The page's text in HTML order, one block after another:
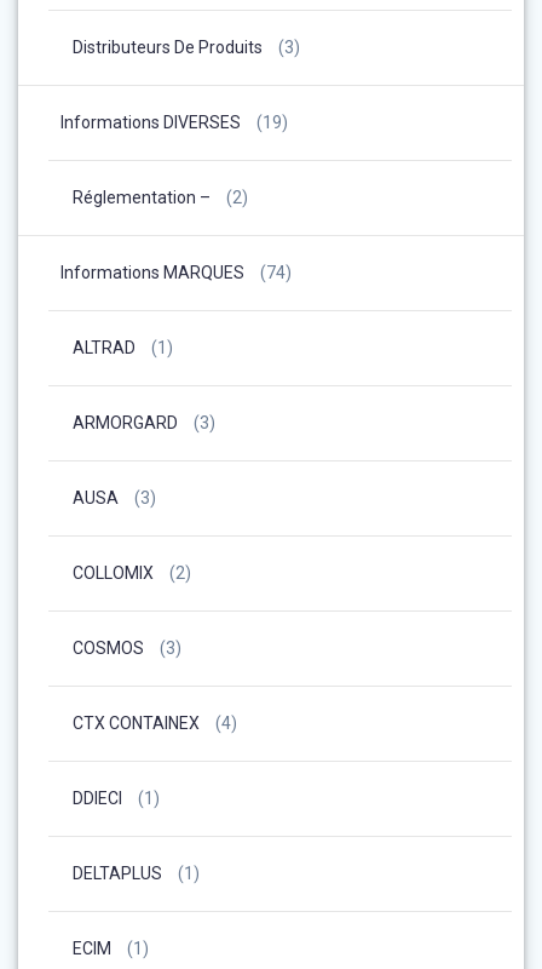
Distributeurs De Produits (3)
Informations DIVERSES (19)
Réglementation – (2)
Informations MARQUES (74)
ALTRAD (1)
ARMORGARD (3)
AUSA (3)
COLLOMIX (2)
COSMOS (3)
CTX CONTAINEX (4)
DDIECI (1)
DELTAPLUS (1)
ECIM (1)